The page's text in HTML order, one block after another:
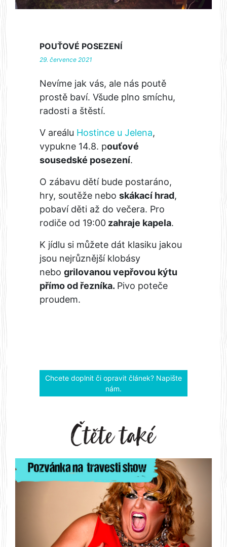
POUŤOVÉ POSEZENÍ
29. července 2021
Nevíme jak vás, ale nás poutě
prostě baví. Všude plno smíchu,
radosti a štěstí.
V areálu Hostince u Jelena,
vypukne 14.8. pouťové
sousedské posezení.
O zábavu dětí bude postaráno,
hry, soutěže nebo skákací hrad,
pobaví děti až do večera. Pro
rodiče od 19:00 zahraje kapela.
K jídlu si můžete dát klasiku jakou
jsou nejrůznější klobásy
nebo grilovanou vepřovou kýtu
přímo od řezníka. Pivo poteče
proudem.
Chcete doplnit či opravit článek? Napište
nám.